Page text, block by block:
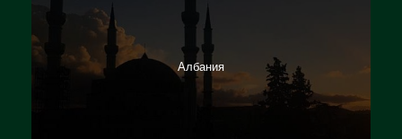
Албания